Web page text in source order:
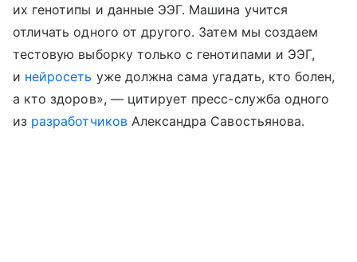
их генотипы и данные ЭЭГ. Машина учится
отличать одного от другого. Затем мы создаем
тестовую выборку только с генотипами и ЭЭГ,
и нейросеть уже должна сама угадать, кто болен,
а кто здоров», — цитирует пресс-служба одного
из разработчиковАлександра Савостьянова.